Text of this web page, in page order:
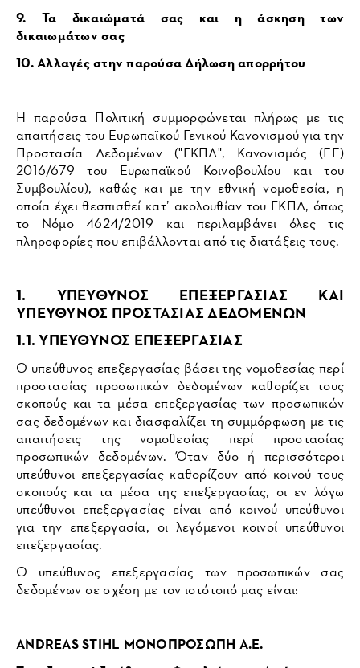
9. Τα δικαιώματά σας και η άσκηση των
δικαιωμάτων σας
10. Αλλαγές στην παρούσα Δήλωση απορρήτου
Η παρούσα Πολιτική συμμορφώνεται πλήρως με τις
απαιτήσεις του Ευρωπαϊκού Γενικού Κανονισμού για την
Προστασία Δεδομένων ("ΓΚΠΔ", Κανονισμός (ΕΕ)
2016/679 του Ευρωπαϊκού Κοινοβουλίου και του
Συμβουλίου), καθώς και με την εθνική νομοθεσία, η
οποία έχει θεσπισθεί κατ’ ακολουθίαν του ΓΚΠΔ, όπως
το Νόμο 4624/2019 και περιλαμβάνει όλες τις
πληροφορίες που επιβάλλονται από τις διατάξεις τους.
1. ΥΠΕΥΘΥΝΟΣ ΕΠΕΞΕΡΓΑΣΙΑΣ ΚΑΙ
ΥΠΕΥΘΥΝΟΣ ΠΡΟΣΤΑΣΙΑΣ ΔΕΔΟΜΕΝΩΝ
1.1. ΥΠΕΥΘΥΝΟΣ ΕΠΕΞΕΡΓΑΣΙΑΣ
Ο υπεύθυνος επεξεργασίας βάσει της νομοθεσίας περί
προστασίας προσωπικών δεδομένων καθορίζει τους
σκοπούς και τα μέσα επεξεργασίας των προσωπικών
σας δεδομένων και διασφαλίζει τη συμμόρφωση με τις
απαιτήσεις της νομοθεσίας περί προστασίας
προσωπικών δεδομένων. Όταν δύο ή περισσότεροι
υπεύθυνοι επεξεργασίας καθορίζουν από κοινού τους
σκοπούς και τα μέσα της επεξεργασίας, οι εν λόγω
υπεύθυνοι επεξεργασίας είναι από κοινού υπεύθυνοι
για την επεξεργασία, οι λεγόμενοι κοινοί υπεύθυνοι
επεξεργασίας.
Ο υπεύθυνος επεξεργασίας των προσωπικών σας
δεδομένων σε σχέση με τον ιστότοπό μας είναι:
ANDREAS STIHL ΜΟΝΟΠΡΟΣΩΠΗ A.E.